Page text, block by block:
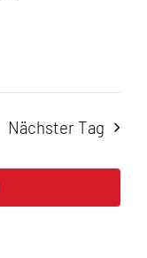
Nächster Tag